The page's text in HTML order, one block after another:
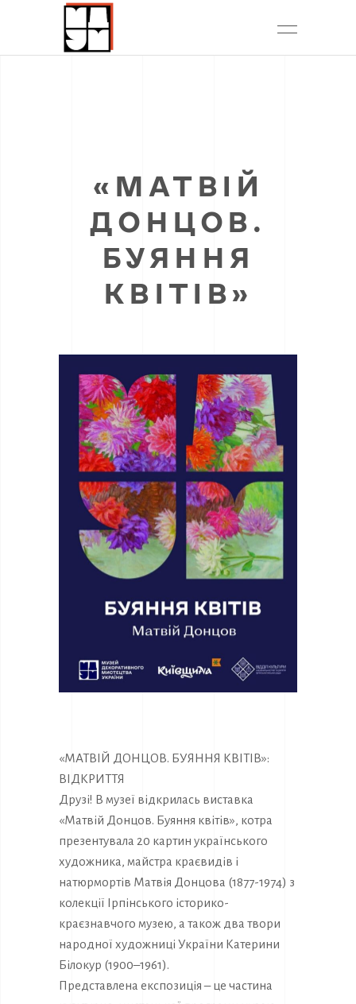
«МАТВІЙ
ДОНЦОВ.
БУЯННЯ
КВІТІВ»
«МАТВІЙ ДОНЦОВ. БУЯННЯ КВІТІВ»:
ВІДКРИТТЯ
Друзі! В музеї відкрилась виставка
«Матвій Донцов. Буяння квітів», котра
презентувала 20 картин українського
художника, майстра краєвидів i
натюрмортів Матвія Донцова (1877-1974) з
колекції Ірпінського історико-
краєзнавчого музею, а також два твори
народної художниці України Катерини
Білокур (1900–1961).
Представлена експозиція – це частина